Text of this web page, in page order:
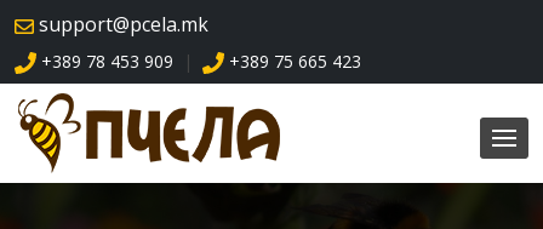
skip
navigation
support@pcela.mk
+389 78 453 909 | +389 75 665 423